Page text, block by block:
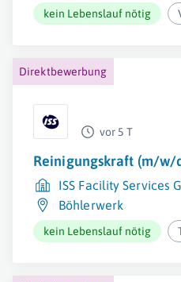
kein Lebenslauf nötig
Direktbewerbung
vor 5 T
Reinigungskraft (m/w/
ISS Facility Services
Böhlerwerk
kein Lebenslauf nötig